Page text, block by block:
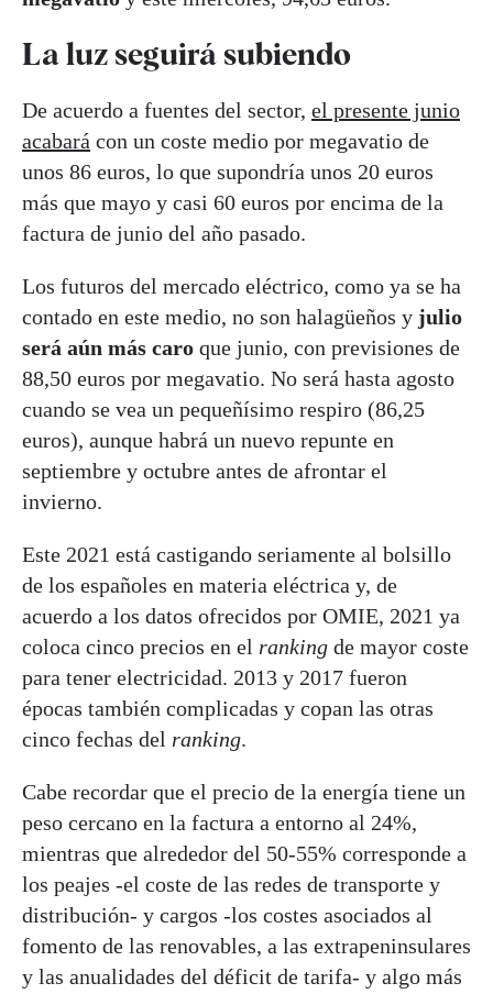
La luz seguirá subiendo
De acuerdo a fuentes del sector, el presente junio
acabará con un coste medio por megavatio de
unos 86 euros, lo que supondría unos 20 euros
más que mayo y casi 60 euros por encima de la
factura de junio del año pasado.
Los futuros del mercado eléctrico, como ya se ha
contado en este medio, no son halagüeños y julio
será aún más caro que junio, con previsiones de
88,50 euros por megavatio. No será hasta agosto
cuando se vea un pequeñísimo respiro (86,25
euros), aunque habrá un nuevo repunte en
septiembre y octubre antes de afrontar el
invierno.
Este 2021 está castigando seriamente al bolsillo
de los españoles en materia eléctrica y, de
acuerdo a los datos ofrecidos por OMIE, 2021 ya
coloca cinco precios en el ranking de mayor coste
para tener electricidad. 2013 y 2017 fueron
épocas también complicadas y copan las otras
cinco fechas del ranking.
Cabe recordar que el precio de la energía tiene un
peso cercano en la factura a entorno al 24%,
mientras que alrededor del 50-55% corresponde a
los peajes -el coste de las redes de transporte y
distribución- y cargos -los costes asociados al
fomento de las renovables, a las extrapeninsulares
y las anualidades del déficit de tarifa- y algo más